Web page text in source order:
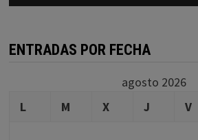
ENTRADAS POR FECHA
agosto 2026
L
M X J V